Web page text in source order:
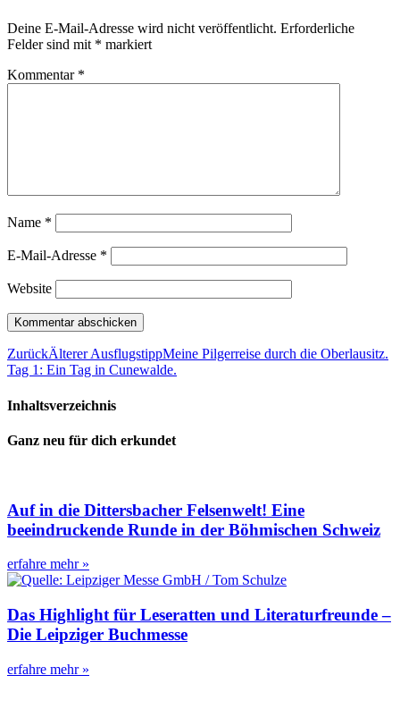
Deine E-Mail-Adresse wird nicht veröffentlicht. Erforderliche
Felder sind mit * markiert
Kommentar *
Name *
E-Mail-Adresse *
Website
ZurückÄlterer AusflugstippMeine Pilgerreise durch die Oberlausitz.
Tag 1: Ein Tag in Cunewalde.
Inhaltsverzeichnis
Ganz neu für dich erkundet
Auf in die Dittersbacher Felsenwelt! Eine
beeindruckende Runde in der Böhmischen Schweiz
erfahre mehr »
Das Highlight für Leseratten und Literaturfreunde –
Die Leipziger Buchmesse
erfahre mehr »